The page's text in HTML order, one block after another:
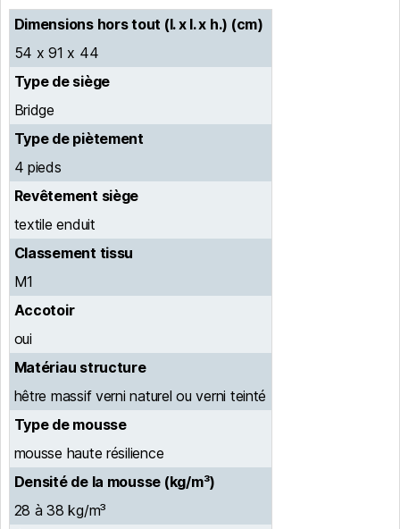
Dimensions hors tout (l. x l. x h.) (cm)
54 x 91 x 44
Type de siège
Bridge
Type de piètement
4 pieds
Revêtement siège
textile enduit
Classement tissu
M1
Accotoir
oui
Matériau structure
hêtre massif verni naturel ou verni teinté
Type de mousse
mousse haute résilience
Densité de la mousse (kg/m³)
28 à 38 kg/m³